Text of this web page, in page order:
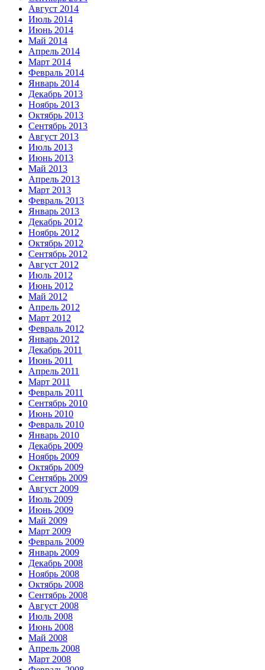
Август 2014
Июль 2014
Июнь 2014
Май 2014
Апрель 2014
Март 2014
Февраль 2014
Январь 2014
Декабрь 2013
Ноябрь 2013
Октябрь 2013
Сентябрь 2013
Август 2013
Июль 2013
Июнь 2013
Май 2013
Апрель 2013
Март 2013
Февраль 2013
Январь 2013
Декабрь 2012
Ноябрь 2012
Октябрь 2012
Сентябрь 2012
Август 2012
Июль 2012
Июнь 2012
Май 2012
Апрель 2012
Март 2012
Февраль 2012
Январь 2012
Декабрь 2011
Июнь 2011
Апрель 2011
Март 2011
Февраль 2011
Сентябрь 2010
Июнь 2010
Февраль 2010
Январь 2010
Декабрь 2009
Ноябрь 2009
Октябрь 2009
Сентябрь 2009
Август 2009
Июль 2009
Июнь 2009
Май 2009
Март 2009
Февраль 2009
Январь 2009
Декабрь 2008
Ноябрь 2008
Октябрь 2008
Сентябрь 2008
Август 2008
Июль 2008
Июнь 2008
Май 2008
Апрель 2008
Март 2008